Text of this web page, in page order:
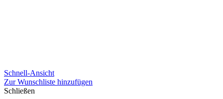
Schnell-Ansicht
Zur Wunschliste hinzufügen
Schließen